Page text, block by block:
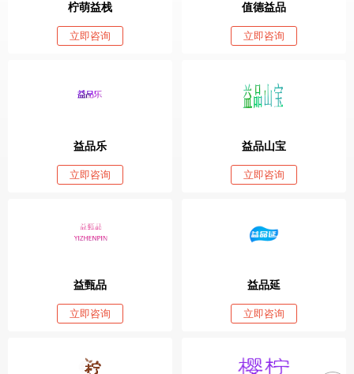
柠萌益栈
立即咨询
值德益品
立即咨询
益品乐
立即咨询
益品山宝
立即咨询
益甄品
立即咨询
益品延
立即咨询